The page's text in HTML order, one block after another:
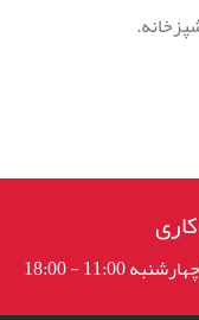
11:00 - 18:00